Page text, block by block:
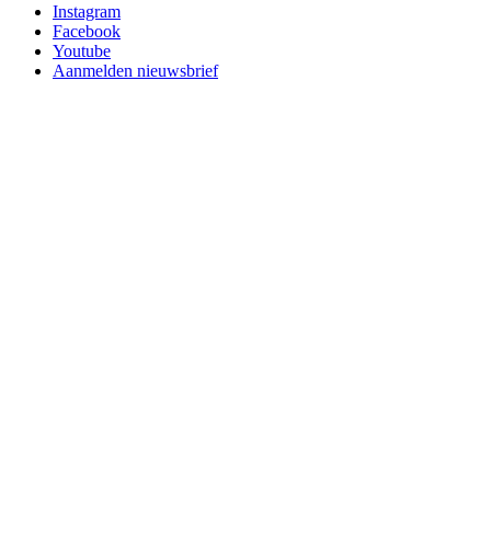
Instagram
Facebook
Youtube
Aanmelden nieuwsbrief